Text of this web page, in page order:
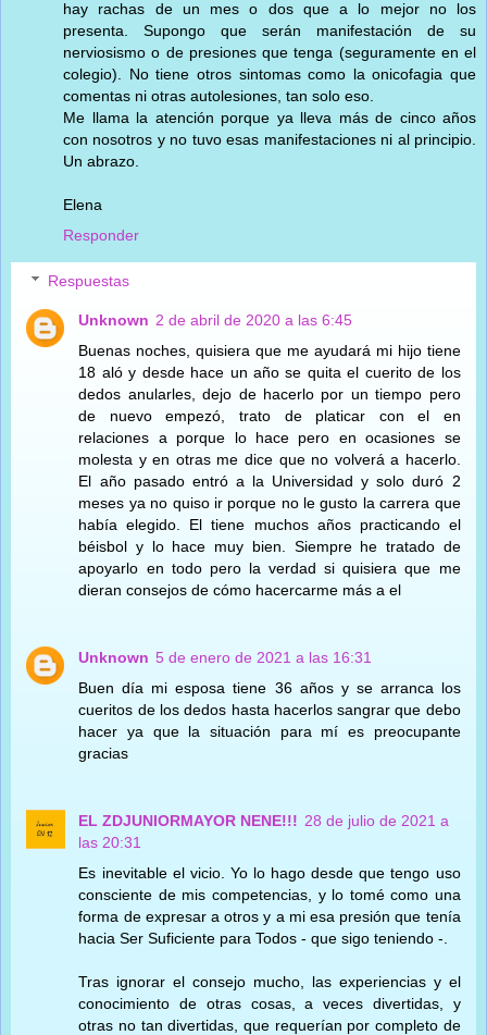
hay rachas de un mes o dos que a lo mejor no los
presenta. Supongo que serán manifestación de su
nerviosismo o de presiones que tenga (seguramente en el
colegio). No tiene otros sintomas como la onicofagia que
comentas ni otras autolesiones, tan solo eso.
Me llama la atención porque ya lleva más de cinco años
con nosotros y no tuvo esas manifestaciones ni al principio.
Un abrazo.
Elena
Responder
Respuestas
Unknown 2 de abril de 2020 a las 6:45
Buenas noches, quisiera que me ayudará mi hijo tiene
18 aló y desde hace un año se quita el cuerito de los
dedos anularles, dejo de hacerlo por un tiempo pero
de nuevo empezó, trato de platicar con el en
relaciones a porque lo hace pero en ocasiones se
molesta y en otras me dice que no volverá a hacerlo.
El año pasado entró a la Universidad y solo duró 2
meses ya no quiso ir porque no le gusto la carrera que
había elegido. El tiene muchos años practicando el
béisbol y lo hace muy bien. Siempre he tratado de
apoyarlo en todo pero la verdad si quisiera que me
dieran consejos de cómo hacercarme más a el
Unknown 5 de enero de 2021 a las 16:31
Buen día mi esposa tiene 36 años y se arranca los
cueritos de los dedos hasta hacerlos sangrar que debo
hacer ya que la situación para mí es preocupante
gracias
EL ZDJUNIORMAYOR NENE!!! 28 de julio de 2021 a
las 20:31
Es inevitable el vicio. Yo lo hago desde que tengo uso
consciente de mis competencias, y lo tomé como una
forma de expresar a otros y a mi esa presión que tenía
hacia Ser Suficiente para Todos - que sigo teniendo -.
Tras ignorar el consejo mucho, las experiencias y el
conocimiento de otras cosas, a veces divertidas, y
otras no tan divertidas, que requerían por completo de